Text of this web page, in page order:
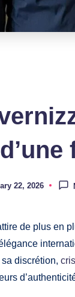
22, 2026
de plus en
discrétion,